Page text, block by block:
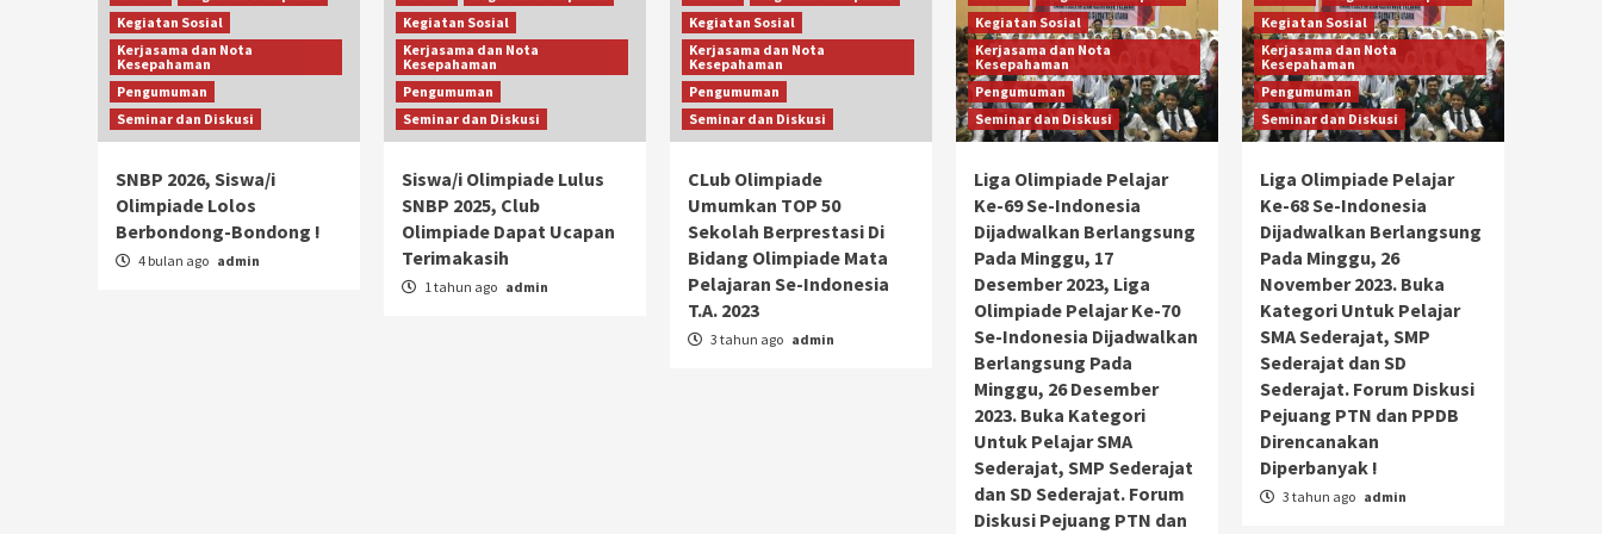
Kegiatan Sosial
Kerjasama dan Nota
Kesepahaman
Pengumuman
Seminar dan Diskusi
SNBP 2026, Siswa/i
Olimpiade Lolos
Berbondong-Bondong !
4 bulan ago admin
Kegiatan Sosial
Kerjasama dan Nota
Kesepahaman
Pengumuman
Seminar dan Diskusi
Siswa/i Olimpiade Lulus
SNBP 2025, Club
Olimpiade Dapat Ucapan
Terimakasih
1 tahun ago admin
Kegiatan Sosial
Kerjasama dan Nota
Kesepahaman
Pengumuman
Seminar dan Diskusi
CLub Olimpiade
Umumkan TOP 50
Sekolah Berprestasi Di
Bidang Olimpiade Mata
Pelajaran Se-Indonesia
T.A. 2023
3 tahun ago admin
Kegiatan Sosial
Kerjasama dan Nota
Kesepahaman
Pengumuman
Seminar dan Diskusi
Liga Olimpiade Pelajar
Ke-69 Se-Indonesia
Dijadwalkan Berlangsung
Pada Minggu, 17
Desember 2023, Liga
Olimpiade Pelajar Ke-70
Se-Indonesia Dijadwalkan
Berlangsung Pada
Minggu, 26 Desember
2023. Buka Kategori
Untuk Pelajar SMA
Sederajat, SMP Sederajat
dan SD Sederajat. Forum
Diskusi Pejuang PTN dan
Kegiatan Sosial
Kerjasama dan Nota
Kesepahaman
Pengumuman
Seminar dan Diskusi
Liga Olimpiade Pelajar
Ke-68 Se-Indonesia
Dijadwalkan Berlangsung
Pada Minggu, 26
November 2023. Buka
Kategori Untuk Pelajar
SMA Sederajat, SMP
Sederajat dan SD
Sederajat. Forum Diskusi
Pejuang PTN dan PPDB
Direncanakan
Diperbanyak !
3 tahun ago admin